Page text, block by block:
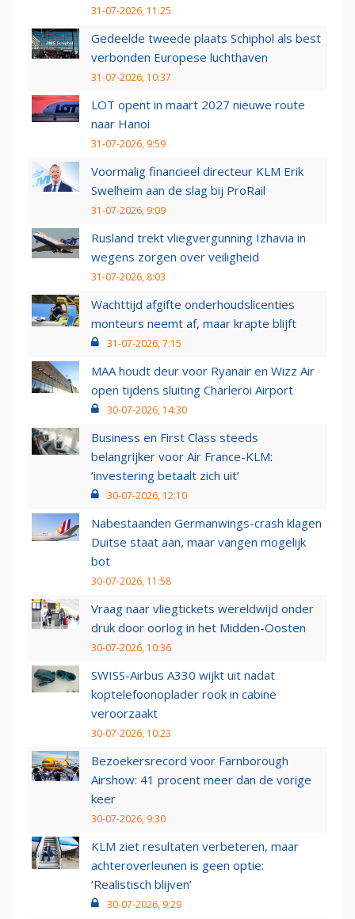
31-07-2026, 11:25
Gedeelde tweede plaats Schiphol als best
verbonden Europese luchthaven
31-07-2026, 10:37
LOT opent in maart 2027 nieuwe route
naar Hanoi
31-07-2026, 9:59
Voormalig financieel directeur KLM Erik
Swelheim aan de slag bij ProRail
31-07-2026, 9:09
Rusland trekt vliegvergunning Izhavia in
wegens zorgen over veiligheid
31-07-2026, 8:03
Wachttijd afgifte onderhoudslicenties
monteurs neemt af, maar krapte blijft
31-07-2026, 7:15
MAA houdt deur voor Ryanair en Wizz Air
open tijdens sluiting Charleroi Airport
30-07-2026, 14:30
Business en First Class steeds
belangrijker voor Air France-KLM:
‘investering betaalt zich uit’
30-07-2026, 12:10
Nabestaanden Germanwings-crash klagen
Duitse staat aan, maar vangen mogelijk
bot
30-07-2026, 11:58
Vraag naar vliegtickets wereldwijd onder
druk door oorlog in het Midden-Oosten
30-07-2026, 10:36
SWISS-Airbus A330 wijkt uit nadat
koptelefoonoplader rook in cabine
veroorzaakt
30-07-2026, 10:23
Bezoekersrecord voor Farnborough
Airshow: 41 procent meer dan de vorige
keer
30-07-2026, 9:30
KLM ziet resultaten verbeteren, maar
achteroverleunen is geen optie:
‘Realistisch blijven’
30-07-2026, 9:29